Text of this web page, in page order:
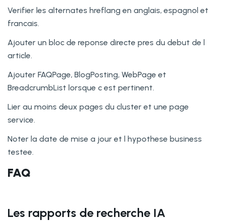
Verifier les alternates hreflang en anglais, espagnol et
francais.
Ajouter un bloc de reponse directe pres du debut de l
article.
Ajouter FAQPage, BlogPosting, WebPage et
BreadcrumbList lorsque c est pertinent.
Lier au moins deux pages du cluster et une page
service.
Noter la date de mise a jour et l hypothese business
testee.
FAQ
Les rapports de recherche IA